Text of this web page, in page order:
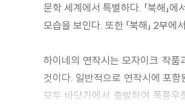
문학 세계에서 특별하다. 「북해」
모습을 보인다. 또한 「북해」 2부
하이네의 연작시는 모자이크 작
것이다. 일반적으로 연작시에 포함
모두 바닷가에서 출발하여 폭풍